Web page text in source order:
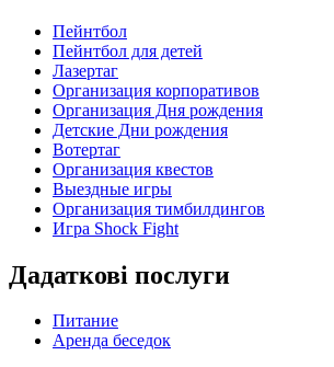
Пейнтбол
Пейнтбол для детей
Лазертаг
Организация корпоративов
Организация Дня рождения
Детские Дни рождения
Вотертаг
Организация квестов
Выездные игры
Организация тимбилдингов
Игра Shock Fight
Дадаткові послуги
Питание
Аренда беседок